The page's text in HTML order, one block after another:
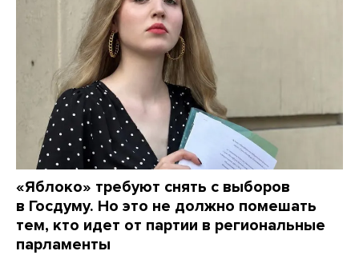
«Яблоко» требуют снять с выборов
в Госдуму. Но это не должно помешать
тем, кто идет от партии в региональные
парламенты